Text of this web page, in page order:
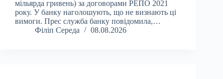
мільярда гривень) за договорами РЕПО 2021
року. У банку наголошують, що не визнають ці
вимоги. Прес служба банку повідомила,…
Філіп Середа
08.08.2026